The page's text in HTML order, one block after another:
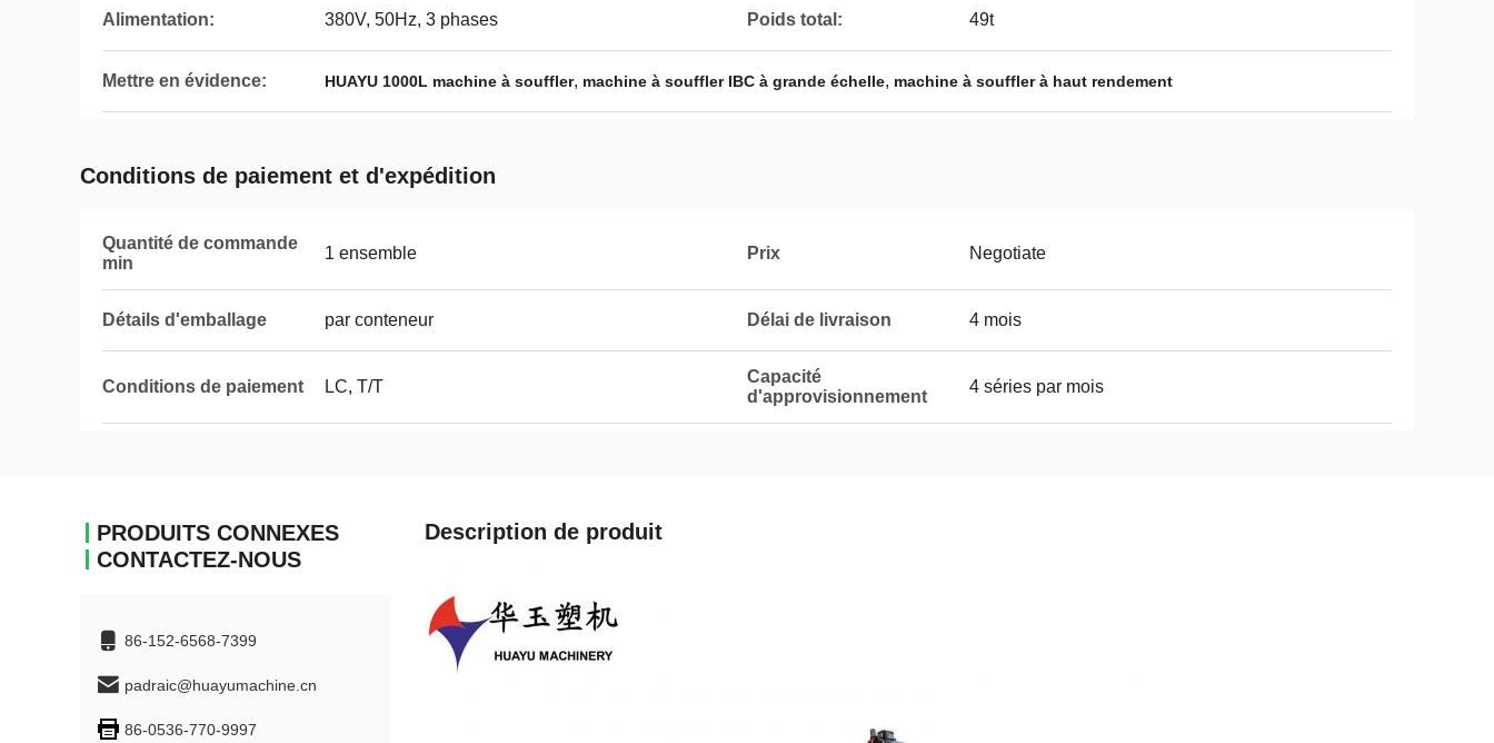
Alimentation: 380V, 50Hz, 3 phases Poids total: 49t
Mettre en évidence: HUAYU 1000L machine à souffler, machine à souffler IBC à grande échelle, machine à souffler à haut rendement
Conditions de paiement et d'expédition
Quantité de commande
min
1 ensemble Prix Negotiate
Détails d'emballage par conteneur Délai de livraison 4 mois
Conditions de paiement LC, T/T
Capacité
d'approvisionnement
4 séries par mois
PRODUITS CONNEXES
CONTACTEZ-NOUS
86-152-6568-7399
padraic@huayumachine.cn
86-0536-770-9997
Description de produit